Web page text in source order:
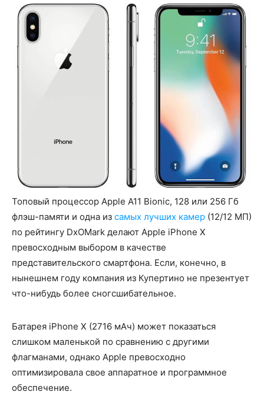
Топовый процессор Apple A11 Bionic, 128 или 256 Гб
флэш-памяти и одна из самых лучших камер (12/12 МП)
по рейтингу DxOMark делают Apple iPhone X
превосходным выбором в качестве
представительского смартфона. Если, конечно, в
нынешнем году компания из Купертино не презентует
что-нибудь более сногсшибательное.
Батарея iPhone X (2716 мАч) может показаться
слишком маленькой по сравнению с другими
флагманами, однако Apple превосходно
оптимизировала свое аппаратное и программное
обеспечение.